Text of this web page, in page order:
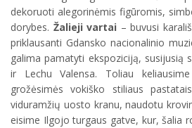
dekoruoti alegorinėmis figūromis,
dorybes. Žalieji vartai – buvusi
priklausanti Gdansko nacionalinio
galima pamatyti ekspoziciją, susijusią
ir Lechu Valensa. Toliau keliausime
grožėsimės vokiško stiliaus
viduramžių uosto kranu, naudotu
eisime Ilgojo turgaus gatve, kur, šalia